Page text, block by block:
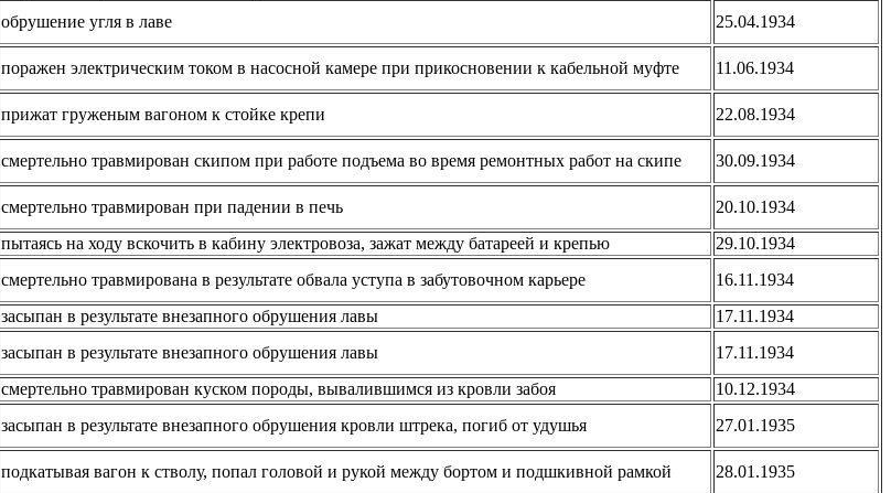
обрушение угля в лаве
25.04.1934
поражен электрическим током в насосной камере при прикосновении к кабельной муфте
11.06.1934
прижат груженым вагоном к стойке крепи
22.08.1934
смертельно травмирован скипом при работе подъема во время ремонтных работ на скипе
30.09.1934
смертельно травмирован при падении в печь
20.10.1934
пытаясь на ходу вскочить в кабину электровоза, зажат между батареей и крепью
29.10.1934
смертельно травмирована в результате обвала уступа в забутовочном карьере
16.11.1934
засыпан в результате внезапного обрушения лавы
17.11.1934
засыпан в результате внезапного обрушения лавы
17.11.1934
смертельно травмирован куском породы, вывалившимся из кровли забоя
10.12.1934
засыпан в результате внезапного обрушения кровли штрека, погиб от удушья
27.01.1935
подкатывая вагон к стволу, попал головой и рукой между бортом и подшкивной рамкой
28.01.1935